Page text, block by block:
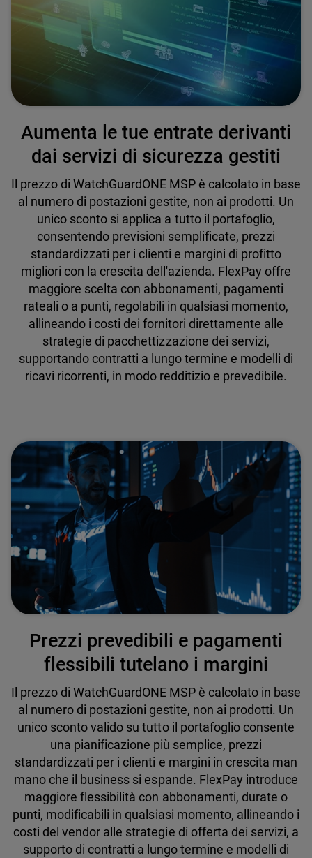
Aumenta le tue entrate derivanti
dai servizi di sicurezza gestiti
Il prezzo di WatchGuardONE MSP è calcolato in base
al numero di postazioni gestite, non ai prodotti. Un
unico sconto si applica a tutto il portafoglio,
consentendo previsioni semplificate, prezzi
standardizzati per i clienti e margini di profitto
migliori con la crescita dell'azienda. FlexPay offre
maggiore scelta con abbonamenti, pagamenti
rateali o a punti, regolabili in qualsiasi momento,
allineando i costi dei fornitori direttamente alle
strategie di pacchettizzazione dei servizi,
supportando contratti a lungo termine e modelli di
ricavi ricorrenti, in modo redditizio e prevedibile.
Prezzi prevedibili e pagamenti
flessibili tutelano i margini
Il prezzo di WatchGuardONE MSP è calcolato in base
al numero di postazioni gestite, non ai prodotti. Un
unico sconto valido su tutto il portafoglio consente
una pianificazione più semplice, prezzi
standardizzati per i clienti e margini in crescita man
mano che il business si espande. FlexPay introduce
maggiore flessibilità con abbonamenti, durate o
punti, modificabili in qualsiasi momento, allineando i
costi del vendor alle strategie di offerta dei servizi, a
supporto di contratti a lungo termine e modelli di